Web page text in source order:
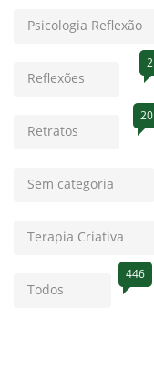
Psicologia Reflexão
Reflexões
2
Retratos
20
Sem categoria
Terapia Criativa
Todos
446